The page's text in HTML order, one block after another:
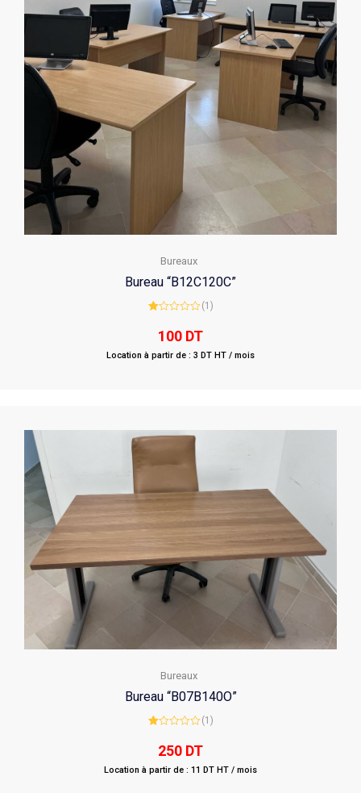
Bureaux
Bureau “B12C120C”
1.00
5
(1)
100 DT
Location à partir de : 3 DT HT / mois
Bureaux
Bureau “B07B140O”
1.00
out
5
(1)
250 DT
Location à partir de : 11 DT HT / mois